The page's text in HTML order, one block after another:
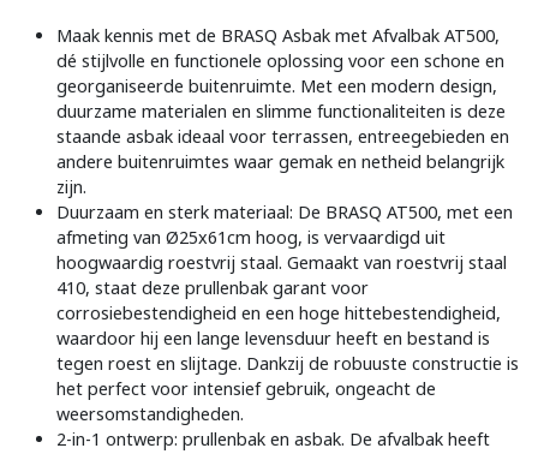
Maak kennis met de BRASQ Asbak met Afvalbak AT500,
dé stijlvolle en functionele oplossing voor een schone en
georganiseerde buitenruimte. Met een modern design,
duurzame materialen en slimme functionaliteiten is deze
staande asbak ideaal voor terrassen, entreegebieden en
andere buitenruimtes waar gemak en netheid belangrijk
zijn.
Duurzaam en sterk materiaal: De BRASQ AT500, met een
afmeting van Ø25x61cm hoog, is vervaardigd uit
hoogwaardig roestvrij staal. Gemaakt van roestvrij staal
410, staat deze prullenbak garant voor
corrosiebestendigheid en een hoge hittebestendigheid,
waardoor hij een lange levensduur heeft en bestand is
tegen roest en slijtage. Dankzij de robuuste constructie is
het perfect voor intensief gebruik, ongeacht de
weersomstandigheden.
2-in-1 ontwerp: prullenbak en asbak. De afvalbak heeft